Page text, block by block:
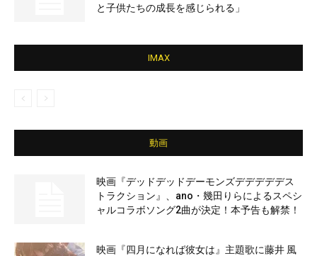
と子供たちの成長を感じられる」
IMAX
動画
映画『デッドデッドデーモンズデデデデデス
トラクション』、ano・幾田りらによるスペシ
ャルコラボソング2曲が決定！本予告も解禁！
映画『四月になれば彼女は』主題歌に藤井 風